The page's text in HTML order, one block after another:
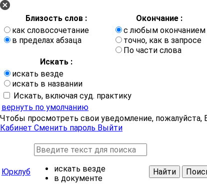
Близость слов :
Окончание :
как словосочетание
в пределах абзаца
с любым окончанием
точно, как в запросе
По части слова
Искать :
искать везде
искать в названии
Искать, включая суд. практику
вернуть по умолчанию
Чтобы просмотреть свои уведомление, пожалуйста,
Кабинет Сменить пароль Выйти
Юрклуб
искать везде
в документе
Найти